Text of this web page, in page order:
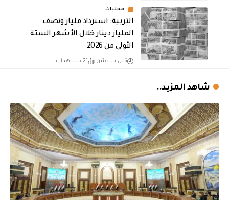
محليات
التربية: استرداد مليار ونصف
المليار دينار خلال الأشهر الستة
الأولى من 2026
قبل ساعتين 21 مشاهدات
شاهد المزيد..